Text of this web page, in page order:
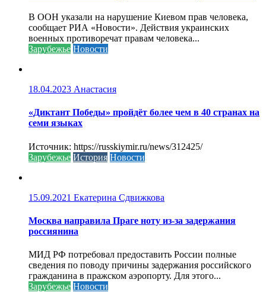
В ООН указали на нарушение Киевом прав человека,
сообщает РИА «Новости». Действия украинских
военных противоречат правам человека...
Зарубежье Новости
18.04.2023 Анастасия
«Диктант Победы» пройдёт более чем в 40 странах на
семи языках
Источник: https://russkiymir.ru/news/312425/
Зарубежье История Новости
15.09.2021 Екатерина Сдвижкова
Москва направила Праге ноту из-за задержания
россиянина
МИД РФ потребовал предоставить России полные
сведения по поводу причины задержания российского
гражданина в пражском аэропорту. Для этого...
Зарубежье Новости